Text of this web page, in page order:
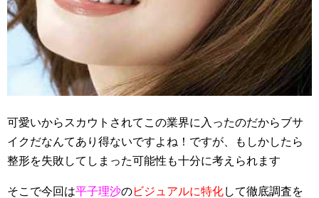
可愛いからスカウトされてこの業界に入ったのだからブサ
イクだなんてあり得ないですよね！ですが、もしかしたら
整形を失敗してしまった可能性も十分に考えられます
そこで今回は平子理沙のビジュアルに特化して徹底調査を